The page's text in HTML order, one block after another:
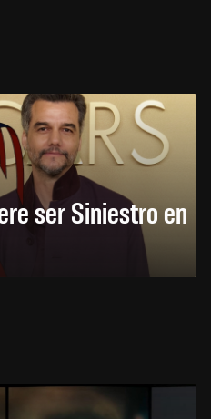
ser Siniestro en